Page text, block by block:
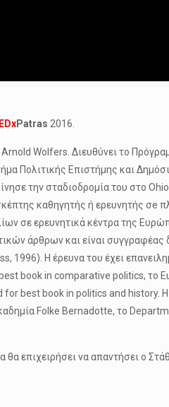
Patras 2016.
Wolfers. Διευθύνει το
Πολιτικής Επιστήμης και
την σταδιοδρομία του στο
καθηγητής ή ερευνητής σe
σε ερευνητικά κέντρα της
άρθρων και είναι
Η έρευνα του έχει
book in comparative politics, το
best book in politics and history. Η
Folke Bernadotte, το
επιχειρήσει να απαντήσει ο